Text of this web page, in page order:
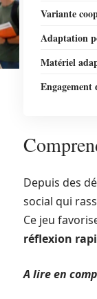
Variante
Adaptation
Matériel
Engagement
Depuis des
social qui
Ce jeu
réflexion
A lire en